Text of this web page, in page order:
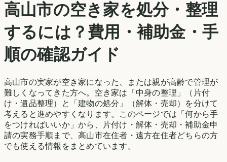
高山市の空き家を処分・整理
するには？費用・補助金・手
順の確認ガイド
高山市の実家が空き家になった、または親が高齢で管理が
難しくなってきた方へ。空き家は「中身の整理」（片付
け・遺品整理）と「建物の処分」（解体・売却）を分けて
考えると進めやすくなります。このページでは「何から手
をつければいいか」から、片付け・解体・売却・補助金申
請の実務手順まで、高山市在住者・遠方在住者どちらの方
でも使える情報をまとめています。